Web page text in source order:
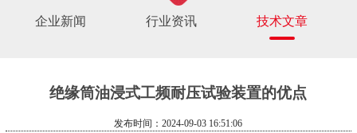
企业新闻 行业资讯 技术文章
绝缘筒油浸式工频耐压试验装置的优点
发布时间：2024-09-03 16:51:06